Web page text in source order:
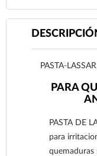
PASTA-
PARA
PASTA DE
para
quemaduras